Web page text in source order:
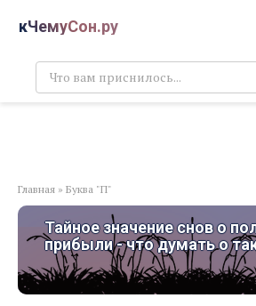
кЧемуСон.ру
Поиск:
Главная » Буква "П"
Тайное значение снов о
прибыли - что думать о